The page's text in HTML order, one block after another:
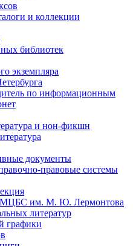
и коллекции
библиотек
экземпляра
по информационным
и нон-фикшн
документы
правовые системы
МЦБС им. М. Ю. Лермонтова
литератур
графики